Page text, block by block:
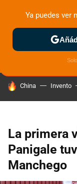
ZONA DE PRUEBAS
HOY SE HABLA DE
China Invento
La primera
Panigale
Manchego
Ya puedes ver